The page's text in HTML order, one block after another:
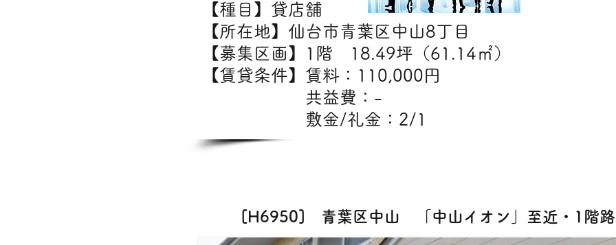
【種目】貸店舗
【所在地】仙台市青葉区中山8丁目
【募集区画】1階 18.49坪（61.14㎡）
【賃貸条件】賃料：110,000円
共益費：-
敷金/礼金：2/1
[H6950] 青葉区中山 「中山イオン」至近・1階路